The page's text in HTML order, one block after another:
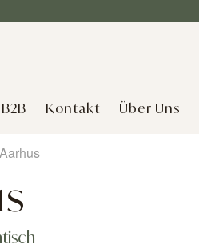
B2B Kontakt Über Uns
Aarhus